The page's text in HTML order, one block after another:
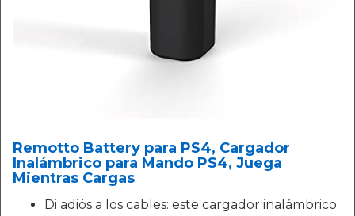
Remotto Battery para PS4, Cargador
Inalámbrico para Mando PS4, Juega
Mientras Cargas
Di adiós a los cables: este cargador inalámbrico